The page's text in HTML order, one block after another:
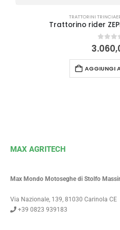
TRATTORINI
Trattorino rider
0Su
AGGIUNGI
MAX AGRITECH
Max Mondo Motoseghe di Stolfo
Via Nazionale, 139, 81030 Carinola CE
+39 0823 939183